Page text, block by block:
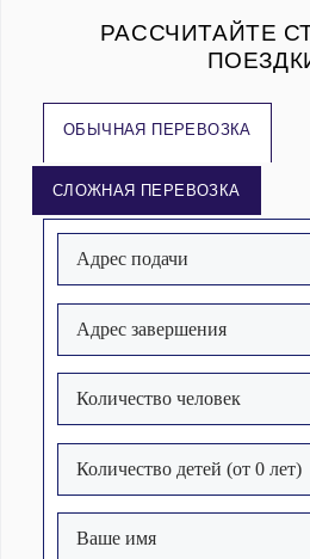
РАССЧИТАЙТЕ
ОБЫЧНАЯ ПЕРЕВОЗКА
СЛОЖНАЯ ПЕРЕВОЗКА